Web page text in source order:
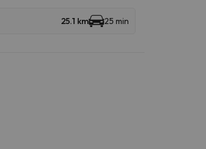
25.1 km 25 min